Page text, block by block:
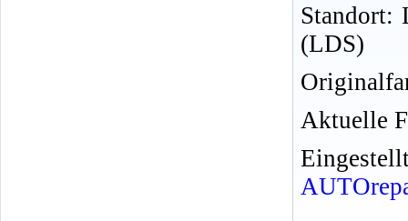
Standort:
(LDS)
Aktuelle